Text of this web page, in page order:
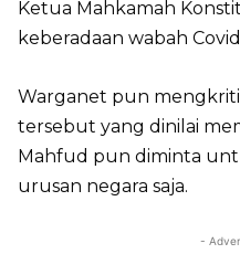
Ketua Mahkamah
keberadaan wabah
Warganet pun
tersebut yang dinilai
Mahfud pun diminta
urusan negara saja.
-